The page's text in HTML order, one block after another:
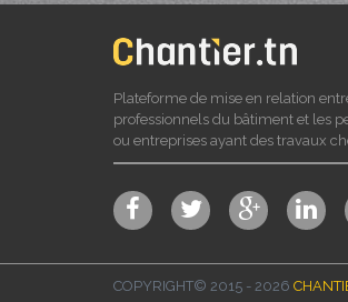
Plateforme de mise en relation
professionnels du bâtiment et les
ou entreprises ayant des travaux
COPYRIGHT© 2015 - 2026